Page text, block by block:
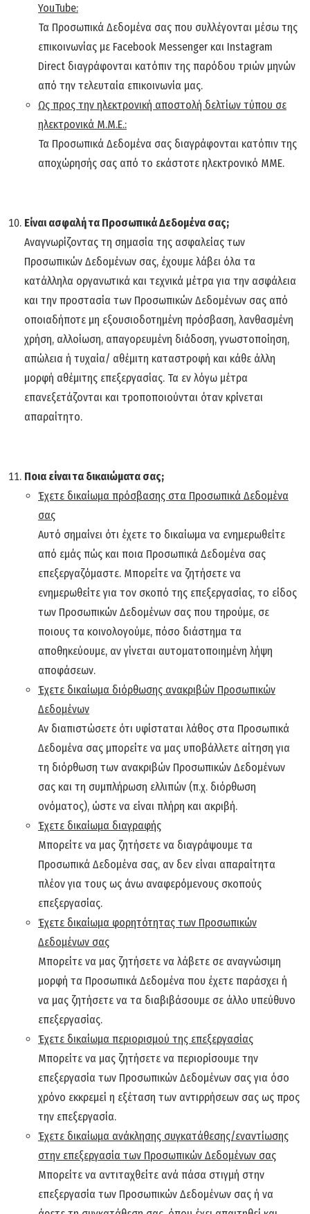
YouTube:
Τα Προσωπικά Δεδομένα σας που συλλέγονται μέσω της
επικοινωνίας με Facebook Μessenger και Instagram
Direct διαγράφονται κατόπιν της παρόδου τριών μηνών
από την τελευταία επικοινωνία μας.
Ως προς την ηλεκτρονική αποστολή δελτίων τύπου σε
ηλεκτρονικά Μ.Μ.Ε.:
Τα Προσωπικά Δεδομένα σας διαγράφονται κατόπιν της
αποχώρησής σας από το εκάστοτε ηλεκτρονικό ΜΜΕ.
Είναι ασφαλή τα Προσωπικά Δεδομένα σας;
Αναγνωρίζοντας τη σημασία της ασφαλείας των
Προσωπικών Δεδομένων σας, έχουμε λάβει όλα τα
κατάλληλα οργανωτικά και τεχνικά μέτρα για την ασφάλεια
και την προστασία των Προσωπικών Δεδομένων σας από
οποιαδήποτε μη εξουσιοδοτημένη πρόσβαση, λανθασμένη
χρήση, αλλοίωση, απαγορευμένη διάδοση, γνωστοποίηση,
απώλεια ή τυχαία/ αθέμιτη καταστροφή και κάθε άλλη
μορφή αθέμιτης επεξεργασίας. Τα εν λόγω μέτρα
επανεξετάζονται και τροποποιούνται όταν κρίνεται
απαραίτητο.
Ποια είναι τα δικαιώματα σας;
Έχετε δικαίωμα πρόσβασης στα Προσωπικά Δεδομένα
σας
Αυτό σημαίνει ότι έχετε το δικαίωμα να ενημερωθείτε
από εμάς πώς και ποια Προσωπικά Δεδομένα σας
επεξεργαζόμαστε. Μπορείτε να ζητήσετε να
ενημερωθείτε για τον σκοπό της επεξεργασίας, το είδος
των Προσωπικών Δεδομένων σας που τηρούμε, σε
ποιους τα κοινολογούμε, πόσο διάστημα τα
αποθηκεύουμε, αν γίνεται αυτοματοποιημένη λήψη
αποφάσεων.
Έχετε δικαίωμα διόρθωσης ανακριβών Προσωπικών
Δεδομένων
Αν διαπιστώσετε ότι υφίσταται λάθος στα Προσωπικά
Δεδομένα σας μπορείτε να μας υποβάλλετε αίτηση για
τη διόρθωση των ανακριβών Προσωπικών Δεδομένων
σας και τη συμπλήρωση ελλιπών (π.χ. διόρθωση
ονόματος), ώστε να είναι πλήρη και ακριβή.
Έχετε δικαίωμα διαγραφής
Μπορείτε να μας ζητήσετε να διαγράψουμε τα
Προσωπικά Δεδομένα σας, αν δεν είναι απαραίτητα
πλέον για τους ως άνω αναφερόμενους σκοπούς
επεξεργασίας.
Έχετε δικαίωμα φορητότητας των Προσωπικών
Δεδομένων σας
Μπορείτε να μας ζητήσετε να λάβετε σε αναγνώσιμη
μορφή τα Προσωπικά Δεδομένα που έχετε παράσχει ή
να μας ζητήσετε να τα διαβιβάσουμε σε άλλο υπεύθυνο
επεξεργασίας.
Έχετε δικαίωμα περιορισμού της επεξεργασίας
Μπορείτε να μας ζητήσετε να περιορίσουμε την
επεξεργασία των Προσωπικών Δεδομένων σας για όσο
χρόνο εκκρεμεί η εξέταση των αντιρρήσεων σας ως προς
την επεξεργασία.
Έχετε δικαίωμα ανάκλησης συγκατάθεσης/εναντίωσης
στην επεξεργασία των Προσωπικών Δεδομένων σας
Μπορείτε να αντιταχθείτε ανά πάσα στιγμή στην
επεξεργασία των Προσωπικών Δεδομένων σας ή να